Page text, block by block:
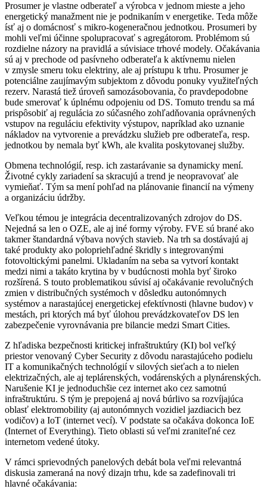
Prosumer je vlastne odberateľ a výrobca v jednom mieste a jeho
energetický manažment nie je podnikaním v energetike. Teda môže
ísť aj o domácnosť s mikro-kogeneračnou jednotkou. Prosumeri by
mohli veľmi účinne spolupracovať s agregátorom. Problémom sú
rozdielne názory na pravidlá a súvisiace trhové modely. Očakávania
sú aj v prechode od pasívneho odberateľa k aktívnemu nielen
v zmysle smeru toku elektriny, ale aj prístupu k trhu. Prosumer je
potenciálne zaujímavým subjektom z dôvodu ponuky využiteľných
rezerv. Narastá tiež úroveň samozásobovania, čo pravdepodobne
bude smerovať k úplnému odpojeniu od DS. Tomuto trendu sa má
prispôsobiť aj regulácia zo súčasného zohľadňovania oprávnených
vstupov na reguláciu efektivity výstupov, napríklad ako uznanie
nákladov na vytvorenie a prevádzku služieb pre odberateľa, resp.
jednotkou by nemala byť kWh, ale kvalita poskytovanej služby.
Obmena technológií, resp. ich zastarávanie sa dynamicky mení.
Životné cykly zariadení sa skracujú a trend je neopravovať ale
vymieňať. Tým sa mení pohľad na plánovanie financií na výmeny
a organizáciu údržby.
Veľkou témou je integrácia decentralizovaných zdrojov do DS.
Nejedná sa len o OZE, ale aj iné formy výroby. FVE sú brané ako
takmer štandardná výbava nových stavieb. Na trh sa dostávajú aj
také produkty ako polopriehľadné škridly s integrovanými
fotovoltickými panelmi. Ukladaním na seba sa vytvorí kontakt
medzi nimi a takáto krytina by v budúcnosti mohla byť široko
rozšírená. S touto problematikou súvisí aj očakávanie revolučných
zmien v distribučných systémoch v dôsledku autonómnych
systémov a narastajúcej energetickej efektívnosti (hlavne budov) v
mestách, pri ktorých má byť úlohou prevádzkovateľov DS len
zabezpečenie vyrovnávania pre bilancie medzi Smart Cities.
Z hľadiska bezpečnosti kritickej infraštruktúry (KI) bol veľký
priestor venovaný Cyber Security z dôvodu narastajúceho podielu
IT a komunikačných technológií v silových sieťach a to nielen
elektrizačných, ale aj teplárenských, vodárenských a plynárenských.
Narušenie KI je jednoduchšie cez internet ako cez samotnú
infraštruktúru. S tým je prepojená aj nová búrlivo sa rozvíjajúca
oblasť elektromobility (aj autonómnych vozidiel jazdiacich bez
vodičov) a IoT (internet vecí). V podstate sa očakáva dokonca IoE
(Internet of Everything). Tieto oblasti sú veľmi zraniteľné cez
internetom vedené útoky.
V rámci sprievodných panelových debát bola veľmi relevantná
diskusia zameraná na nový dizajn trhu, kde sa zadefinovali tri
hlavné očakávania: